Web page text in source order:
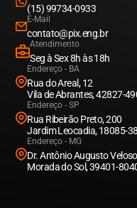
(15) 99734-0933
E-Mail
contato@pix.eng.br
Atendimento
Seg à Sex 8h às 18h
Endereço - BA
Rua do Areal, 12
Vila de Abrantes, 42827-
Endereço - SP
Rua Ribeirão Preto, 200
Jardim Leocadia, 18085-
Endereço - MG
Dr. Antônio Augusto Veloso
Morada do Sol, 39401-